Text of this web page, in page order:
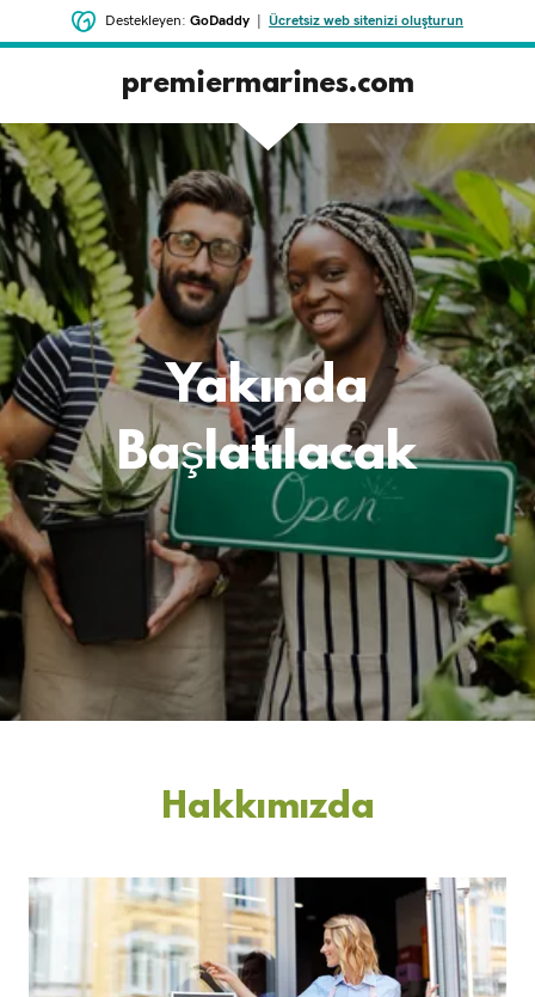
Destekleyen: GoDaddy Ücretsiz web sitenizi oluşturun
premiermarines.com
‌Yakında
Başlatılacak
Hakkımızda